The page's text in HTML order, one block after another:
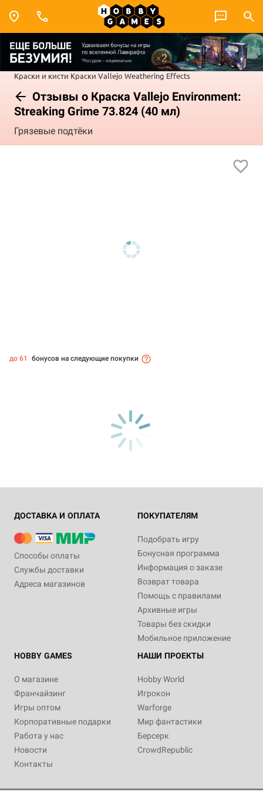
Краски и кисти Краски Vallejo Weathering Effects
Отзывы о Краска Vallejo Environment:
Streaking Grime 73.824 (40 мл)
Грязевые подтёки
до 61 бонусов на следующие покупки
ДОСТАВКА И ОПЛАТА
Способы оплаты
Службы доставки
Адреса магазинов
ПОКУПАТЕЛЯМ
Подобрать игру
Бонусная программа
Информация о заказе
Возврат товара
Помощь с правилами
Архивные игры
Товары без скидки
Мобильное приложение
HOBBY GAMES
О магазине
Франчайзинг
Игры оптом
Корпоративные подарки
Работа у нас
Новости
Контакты
НАШИ ПРОЕКТЫ
Hobby World
Игрокон
Warforge
Мир фантастики
Берсерк
CrowdRepublic